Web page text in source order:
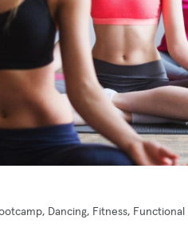
Dancing, Fitness, Functional